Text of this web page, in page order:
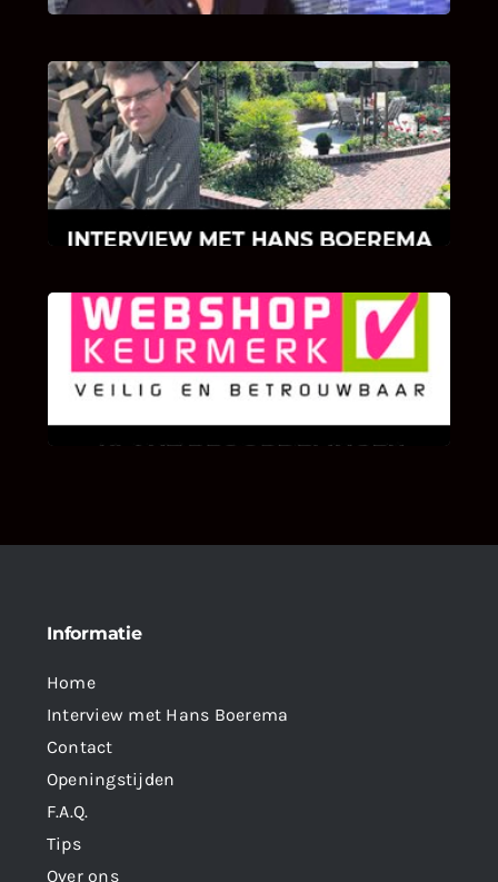
INTERVIEW MET HANS BOEREMA
Hoe Bricks and Stones ontstaan is en wat
Hans Boerema motiveert in de wereld van
klinkers en tegels!
KLANT BEOORDELINGEN
We zijn er zeer op gesteld om te weten wat u
als klant van ons en onze diensten vindt.
Informatie
Home
Interview met Hans Boerema
Contact
Openingstijden
F.A.Q.
Tips
Over ons